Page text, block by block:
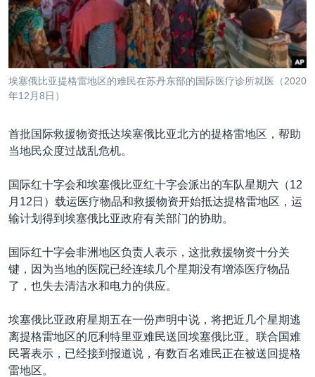
到
检
索
非洲
美洲
全球议题
军事
劳工
环境
国会报道
美中关系
美国建国250周年
埃博拉疫情
重要讲话与声明
南中国海争端
关注西藏
GEN Z 看美国
VOA今日焦点
中文广播
关注我们
埃塞俄比亚提格雷地区的难民在苏丹东部的国际医疗诊所就医（2020
年12月8日）
首批国际救援物资抵达埃塞俄比亚北方的提格雷地区，帮助
当地民众度过战乱危机。
国际红十字会和埃塞俄比亚红十字会派出的车队星期六（12
月12日）载运医疗物品和救援物资开始抵达提格雷地区，运
输计划得到埃塞俄比亚政府有关部门的协助。
国际红十字会非洲地区负责人表示，这批救援物资十分关
键，因为当地的医院已经连续几个星期没有增添医疗物品
了，也失去清洁水和电力的供应。
埃塞俄比亚政府星期五在一份声明中说，将把近几个星期逃
离提格雷地区的厄利特里亚难民送回埃塞俄比亚。联合国难
民署表示，已经接到报道说，有数百名难民正在被送回提格
雷地区。